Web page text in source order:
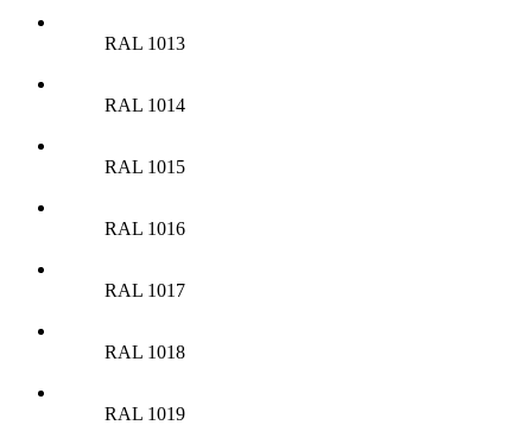
RAL 1013
RAL 1014
RAL 1015
RAL 1016
RAL 1017
RAL 1018
RAL 1019